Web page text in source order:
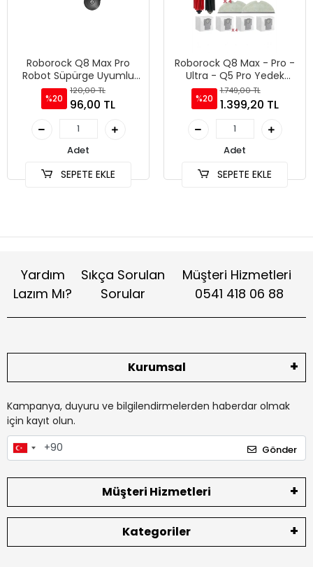
Roborock Q8 Max Pro
Robot Süpürge Uyumlu
Yan Fırça
%20
120,00 TL
96,00 TL
Adet
SEPETE EKLE
Roborock Q8 Max - Pro -
Ultra - Q5 Pro Yedek
Parçaları
%20
1.749,00 TL
1.399,20 TL
Adet
SEPETE EKLE
Yardım
Lazım Mı?
Sıkça Sorulan
Sorular
Müşteri Hizmetleri
0541 418 06 88
Kurumsal
Kampanya, duyuru ve bilgilendirmelerden haberdar olmak
için kayıt olun.
Gönder
Müşteri Hizmetleri
Kategoriler